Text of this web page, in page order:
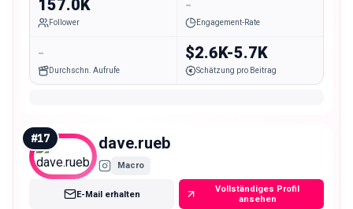
157.0K
Follower
-
Engagement-Rate
-
Durchschn. Aufrufe
$2.6K-5.7K
Schätzung pro Beitrag
#17 dave.rueb
Macro
E-Mail erhalten
Vollständiges Profil
ansehen